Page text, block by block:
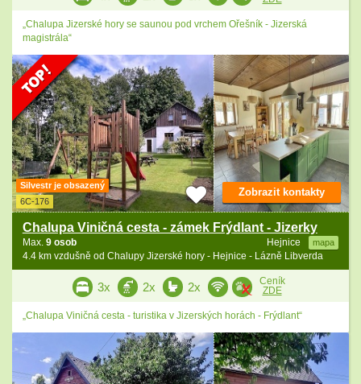
„Chalupa Jizerské hory se saunou pod vrchem Ořešník - Jizerská
magistrála“
Silvestr je obsazený
6C-176
Chalupa Viničná cesta - zámek Frýdlant - Jizerky
Hejnice mapa
Max. 9 osob
4.4 km vzdušně od Chalupy Jizerské hory - Hejnice - Lázně Libverda
Zobrazit kontakty
3x 2x 2x
Ceník
ZDE
„Chalupa Viničná cesta - turistika v Jizerských horách - Frýdlant“